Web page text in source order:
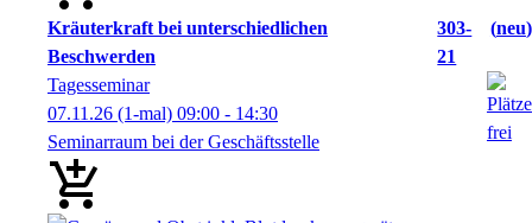
Kräuterkraft bei unterschiedlichen
Beschwerden
303-
21
neu
Tagesseminar
07.11.26 (1-mal) 09:00 - 14:30
Seminarraum bei der Geschäftsstelle